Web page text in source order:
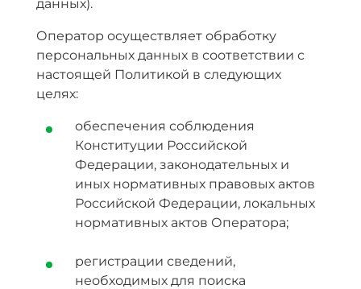
данных).
Оператор осуществляет обработку
персональных данных в соответствии с
настоящей Политикой в следующих
целях:
обеспечения соблюдения
Конституции Российской
Федерации, законодательных и
иных нормативных правовых актов
Российской Федерации, локальных
нормативных актов Оператора;
регистрации сведений,
необходимых для поиска